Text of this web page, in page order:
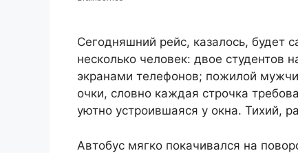
Сегодняшний рейс, казалось, будет
несколько человек: двое студентов
экранами телефонов; пожилой
очки, словно каждая строчка
уютно устроившаяся у окна. Тихий,
Автобус мягко покачивался на